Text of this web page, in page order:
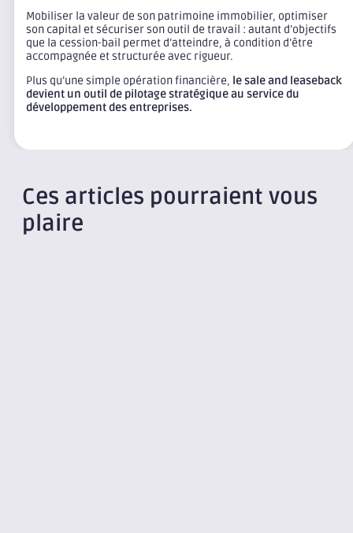
Mobiliser la valeur de son patrimoine immobilier, optimiser
son capital et sécuriser son outil de travail : autant d’objectifs
que la cession-bail permet d’atteindre, à condition d’être
accompagnée et structurée avec rigueur.
Plus qu’une simple opération financière, le sale and leaseback
devient un outil de pilotage stratégique au service du
développement des entreprises.
Ces articles pourraient vous
plaire